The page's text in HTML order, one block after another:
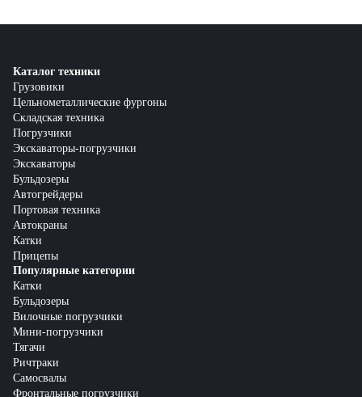
сервисных услугах и условиях обслуживания.
объемные грузы, что повышает производительность и
трудозатраты.
Каталог техники
Грузовики
Цельнометаллические фургоны
Складская техника
Погрузчики
Экскаваторы-погрузчики
Экскаваторы
Бульдозеры
Автогрейдеры
Портовая техника
Автокраны
Катки
Прицепы
Популярные категории
Катки
Бульдозеры
Вилочные погрузчики
Мини-погрузчики
Тягачи
Ричтраки
Самосвалы
Фронтальные погрузчики